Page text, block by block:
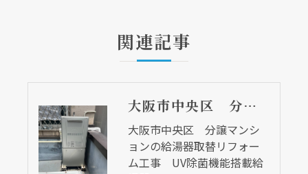
関連記事
大阪市中央区 分譲マンションの給湯器取替リフォーム工事 UV除菌機能搭載給湯器
大阪市中央区 分譲マンシ
ョンの給湯器取替リフォー
ム工事 UV除菌機能搭載給